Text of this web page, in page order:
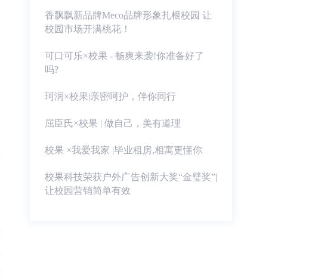
香飘飘新品牌Meco品牌形象扎根校园 让
校园市场开满桃花！
可口可乐×校果 - 畅爽来袭!你准备好了
吗?
珂润×校果|亲密呵护，伴你同行
屈臣氏×校果 | 做自己，美有道理
校果 ×我爱我家 |毕业租房,相寓更懂你
校果科技荣获户外广告创新大奖“金璧奖”|
让校园营销简单有效